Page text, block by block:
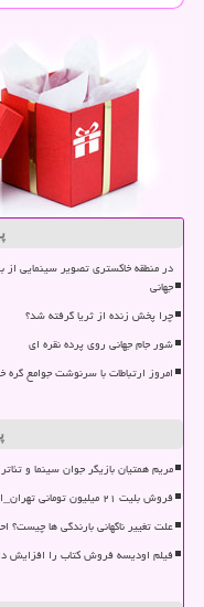
در منطقه خاکستری تصویر سینمایی
جهانی
چرا پخش زنده از ثریا گرفته شد؟
شور جام جهانی روی پرده نقره ای
امروز ارتباطات با سرنوشت جوامع
مریم همتیان بازیگر جوان سینما و
فروش بلیت ۲۱ میلیون تومانی تهران_اصفهان رد شد
علت تغییر ناگهانی بارندگی ها چیست؟
فیلم اودیسه فروش کتاب را افزایش